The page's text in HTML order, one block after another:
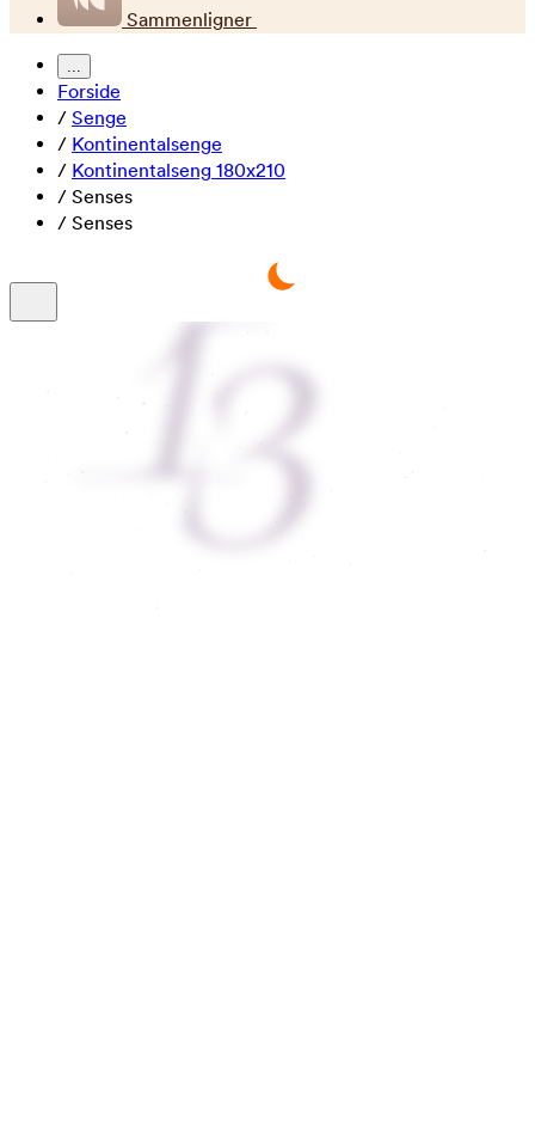
Sammenligner
...
Forside
/ Senge
/ Kontinentalsenge
/ Kontinentalseng 180x210
/ Senses
/ Senses